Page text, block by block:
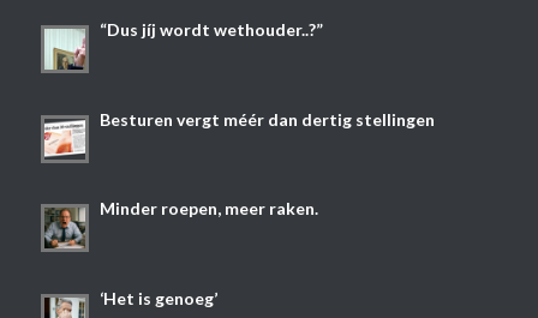
“Dus jíj wordt wethouder..?”
Besturen vergt méér dan dertig stellingen
Minder roepen, meer raken.
‘Het is genoeg’